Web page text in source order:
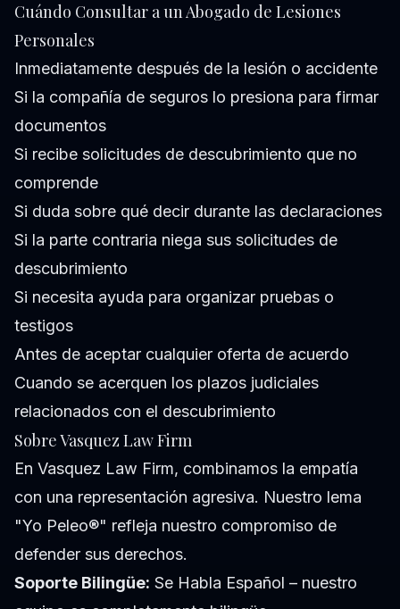
Cuándo Consultar a un Abogado de Lesiones
Personales
Inmediatamente después de la lesión o accidente
Si la compañía de seguros lo presiona para firmar
documentos
Si recibe solicitudes de descubrimiento que no
comprende
Si duda sobre qué decir durante las declaraciones
Si la parte contraria niega sus solicitudes de
descubrimiento
Si necesita ayuda para organizar pruebas o
testigos
Antes de aceptar cualquier oferta de acuerdo
Cuando se acerquen los plazos judiciales
relacionados con el descubrimiento
Sobre Vasquez Law Firm
En Vasquez Law Firm, combinamos la empatía
con una representación agresiva. Nuestro lema
"Yo Peleo®" refleja nuestro compromiso de
defender sus derechos.
Soporte Bilingüe: Se Habla Español – nuestro